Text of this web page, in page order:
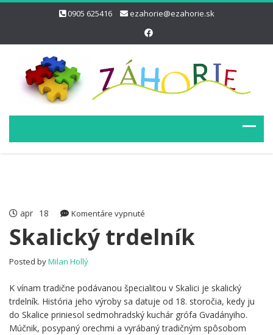
0905 625416 ezahorie@ezahorie.sk
apr 18 Komentáre vypnuté
trdelník
Skalický trdelník
Posted byMilan Hollý
K vínam tradične podávanou špecialitou v Skalici je skalický
trdelník. História jeho výroby sa datuje od 18. storočia, kedy ju
do Skalice priniesol sedmohradský kuchár grófa Gvadányiho.
Múčnik, posypaný orechmi a vyrábaný tradičným spôsobom